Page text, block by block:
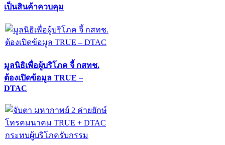
เป็นสินค้าควบคุม
มูลนิธิเพื่อผู้บริโภค จี้ กสทช.
ต้องเปิดข้อมูล TRUE –
DTAC